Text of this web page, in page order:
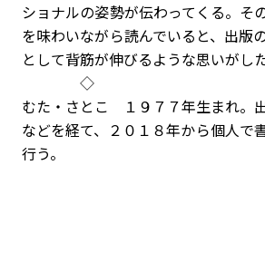
ショナルの姿勢が伝わってくる。そ
を味わいながら読んでいると、出版
として背筋が伸びるような思いがした
◇
むた・さとこ １９７７年生まれ。
などを経て、２０１８年から個人で
行う。